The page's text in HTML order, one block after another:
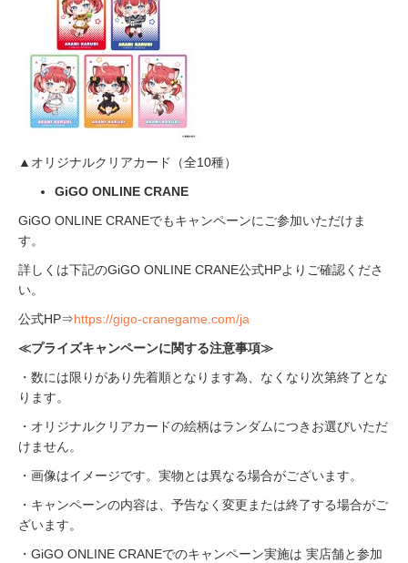
▲オリジナルクリアカード（全10種）
GiGO ONLINE CRANE
GiGO ONLINE CRANEでもキャンペーンにご参加いただけま
す。
詳しくは下記のGiGO ONLINE CRANE公式HPよりご確認くださ
い。
公式HP⇒https://gigo-cranegame.com/ja
≪プライズキャンペーンに関する注意事項≫
・数には限りがあり先着順となります為、なくなり次第終了とな
ります。
・オリジナルクリアカードの絵柄はランダムにつきお選びいただ
けません。
・画像はイメージです。実物とは異なる場合がございます。
・キャンペーンの内容は、予告なく変更または終了する場合がご
ざいます。
・GiGO ONLINE CRANEでのキャンペーン実施は 実店舗と参加